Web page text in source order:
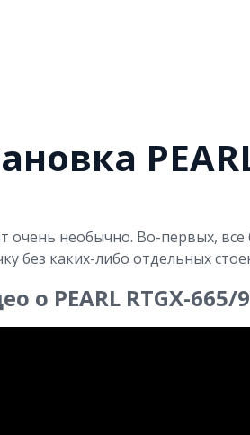
очень необычно. Во-первых,
без каких-либо отдельных
о PEARL RTGX-665/